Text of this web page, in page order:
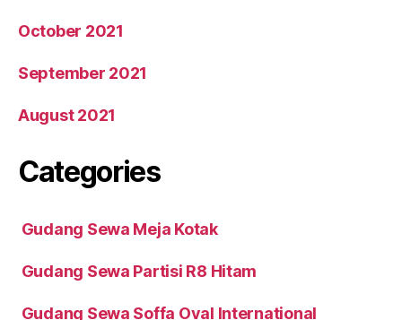
October 2021
September 2021
August 2021
Categories
Gudang Sewa Meja Kotak
Gudang Sewa Partisi R8 Hitam
Gudang Sewa Soffa Oval International